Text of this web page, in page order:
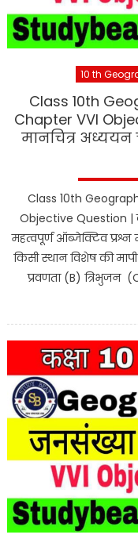
10 th
Class 10th
Chapter VVI
मानचित्र
Class 10th
Objective Question |
महत्वपूर्ण ऑब्जेक्टिव
किसी स्थान विशेष की
प्रवणता (B) त्रिभुजन